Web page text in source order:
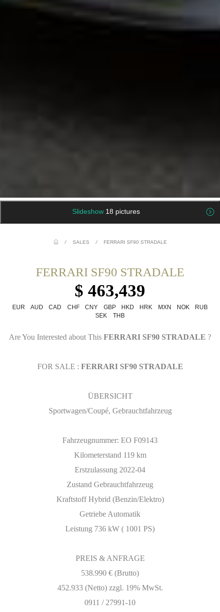
Slideshow 18 pictures
/ SALES / FERRARI SF90 STRADALE
FERRARI SF90 STRADALE
$ 463,439
EUR AUD CAD CHF CNY GBP HKD HRK MXN NOK
RUB
SEK
THB
Are You Interested about This FERRARI SF90 STRADALE ?
FOR SALE : FERRARI SF90 STRADALE
ÜBERSICHT
Sportwagen/Coupé, Gebrauchtfahrzeug
Fahrzeugnummer: EO F09143
Kilometerstand 119 km
Erstzulassung 2022-04
Zustand Gebrauchtfahrzeug
Kraftstoff Hybrid (Benzin/Elektro)
Getriebe Automatik
Leistung 736 kW ( 1001 PS)
PREIS & ANFRAGE
538.990 € (Brutto)
452.933 (Netto) zzgl. 19% MwSt.
0911 / 27991-10